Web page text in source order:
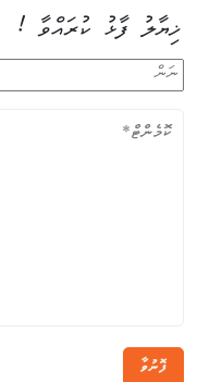
ޚިޔާލު ފާޅު ކުރައްވާ !
ފޮނުވާ